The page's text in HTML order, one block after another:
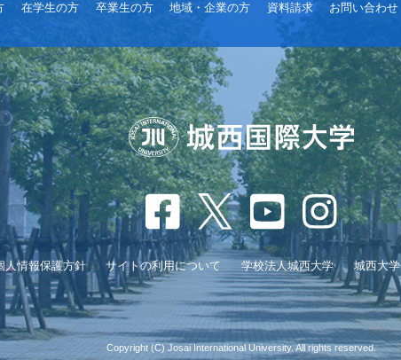
在学生の方 卒業生の方 地域・企業の方 資料請求 お問い合わせ
人情報保護方針 サイトの利用について 学校法人城西大学 城西大学
Copyright (C) Josai International University. All rights reserved.